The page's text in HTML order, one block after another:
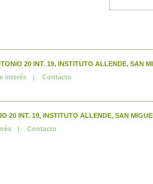
20 INT. 19, INSTITUTO ALLENDE, SAN
interés | Contacto
20 INT. 19, INSTITUTO ALLENDE, SAN
| Contacto